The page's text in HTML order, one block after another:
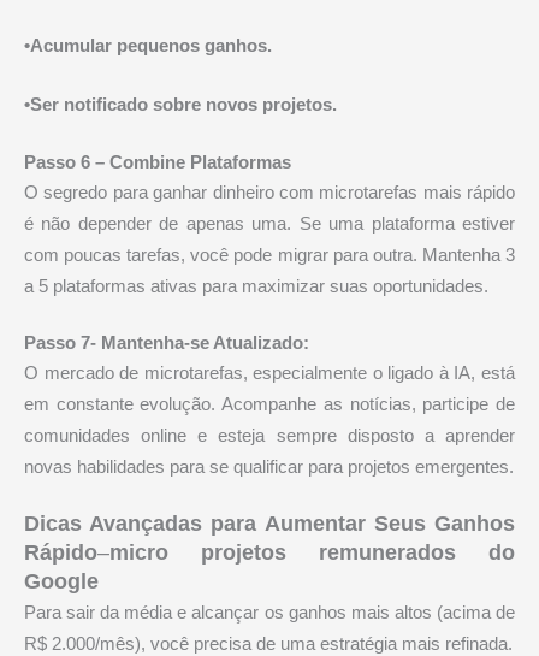
•Acumular pequenos ganhos.
•Ser notificado sobre novos projetos.
Passo 6 – Combine Plataformas
O segredo para ganhar dinheiro com microtarefas mais rápido
é não depender de apenas uma. Se uma plataforma estiver
com poucas tarefas, você pode migrar para outra. Mantenha 3
a 5 plataformas ativas para maximizar suas oportunidades.
Passo 7- Mantenha-se Atualizado:
O mercado de microtarefas, especialmente o ligado à IA, está
em constante evolução. Acompanhe as notícias, participe de
comunidades online e esteja sempre disposto a aprender
novas habilidades para se qualificar para projetos emergentes.
Dicas Avançadas para Aumentar Seus Ganhos
Rápido–micro projetos remunerados do
Google
Para sair da média e alcançar os ganhos mais altos (acima de
R$ 2.000/mês), você precisa de uma estratégia mais refinada.